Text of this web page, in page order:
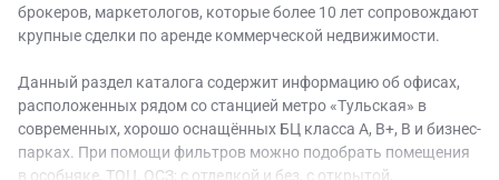
брокеров, маркетологов, которые более 10 лет сопровождают
крупные сделки по аренде коммерческой недвижимости.
Данный раздел каталога содержит информацию об офисах,
расположенных рядом со станцией метро «Тульская» в
современных, хорошо оснащённых БЦ класса A, B+, B и бизнес-
парках. При помощи фильтров можно подобрать помещения
в особняке, ТОЦ, ОСЗ; с отделкой и без, с открытой,